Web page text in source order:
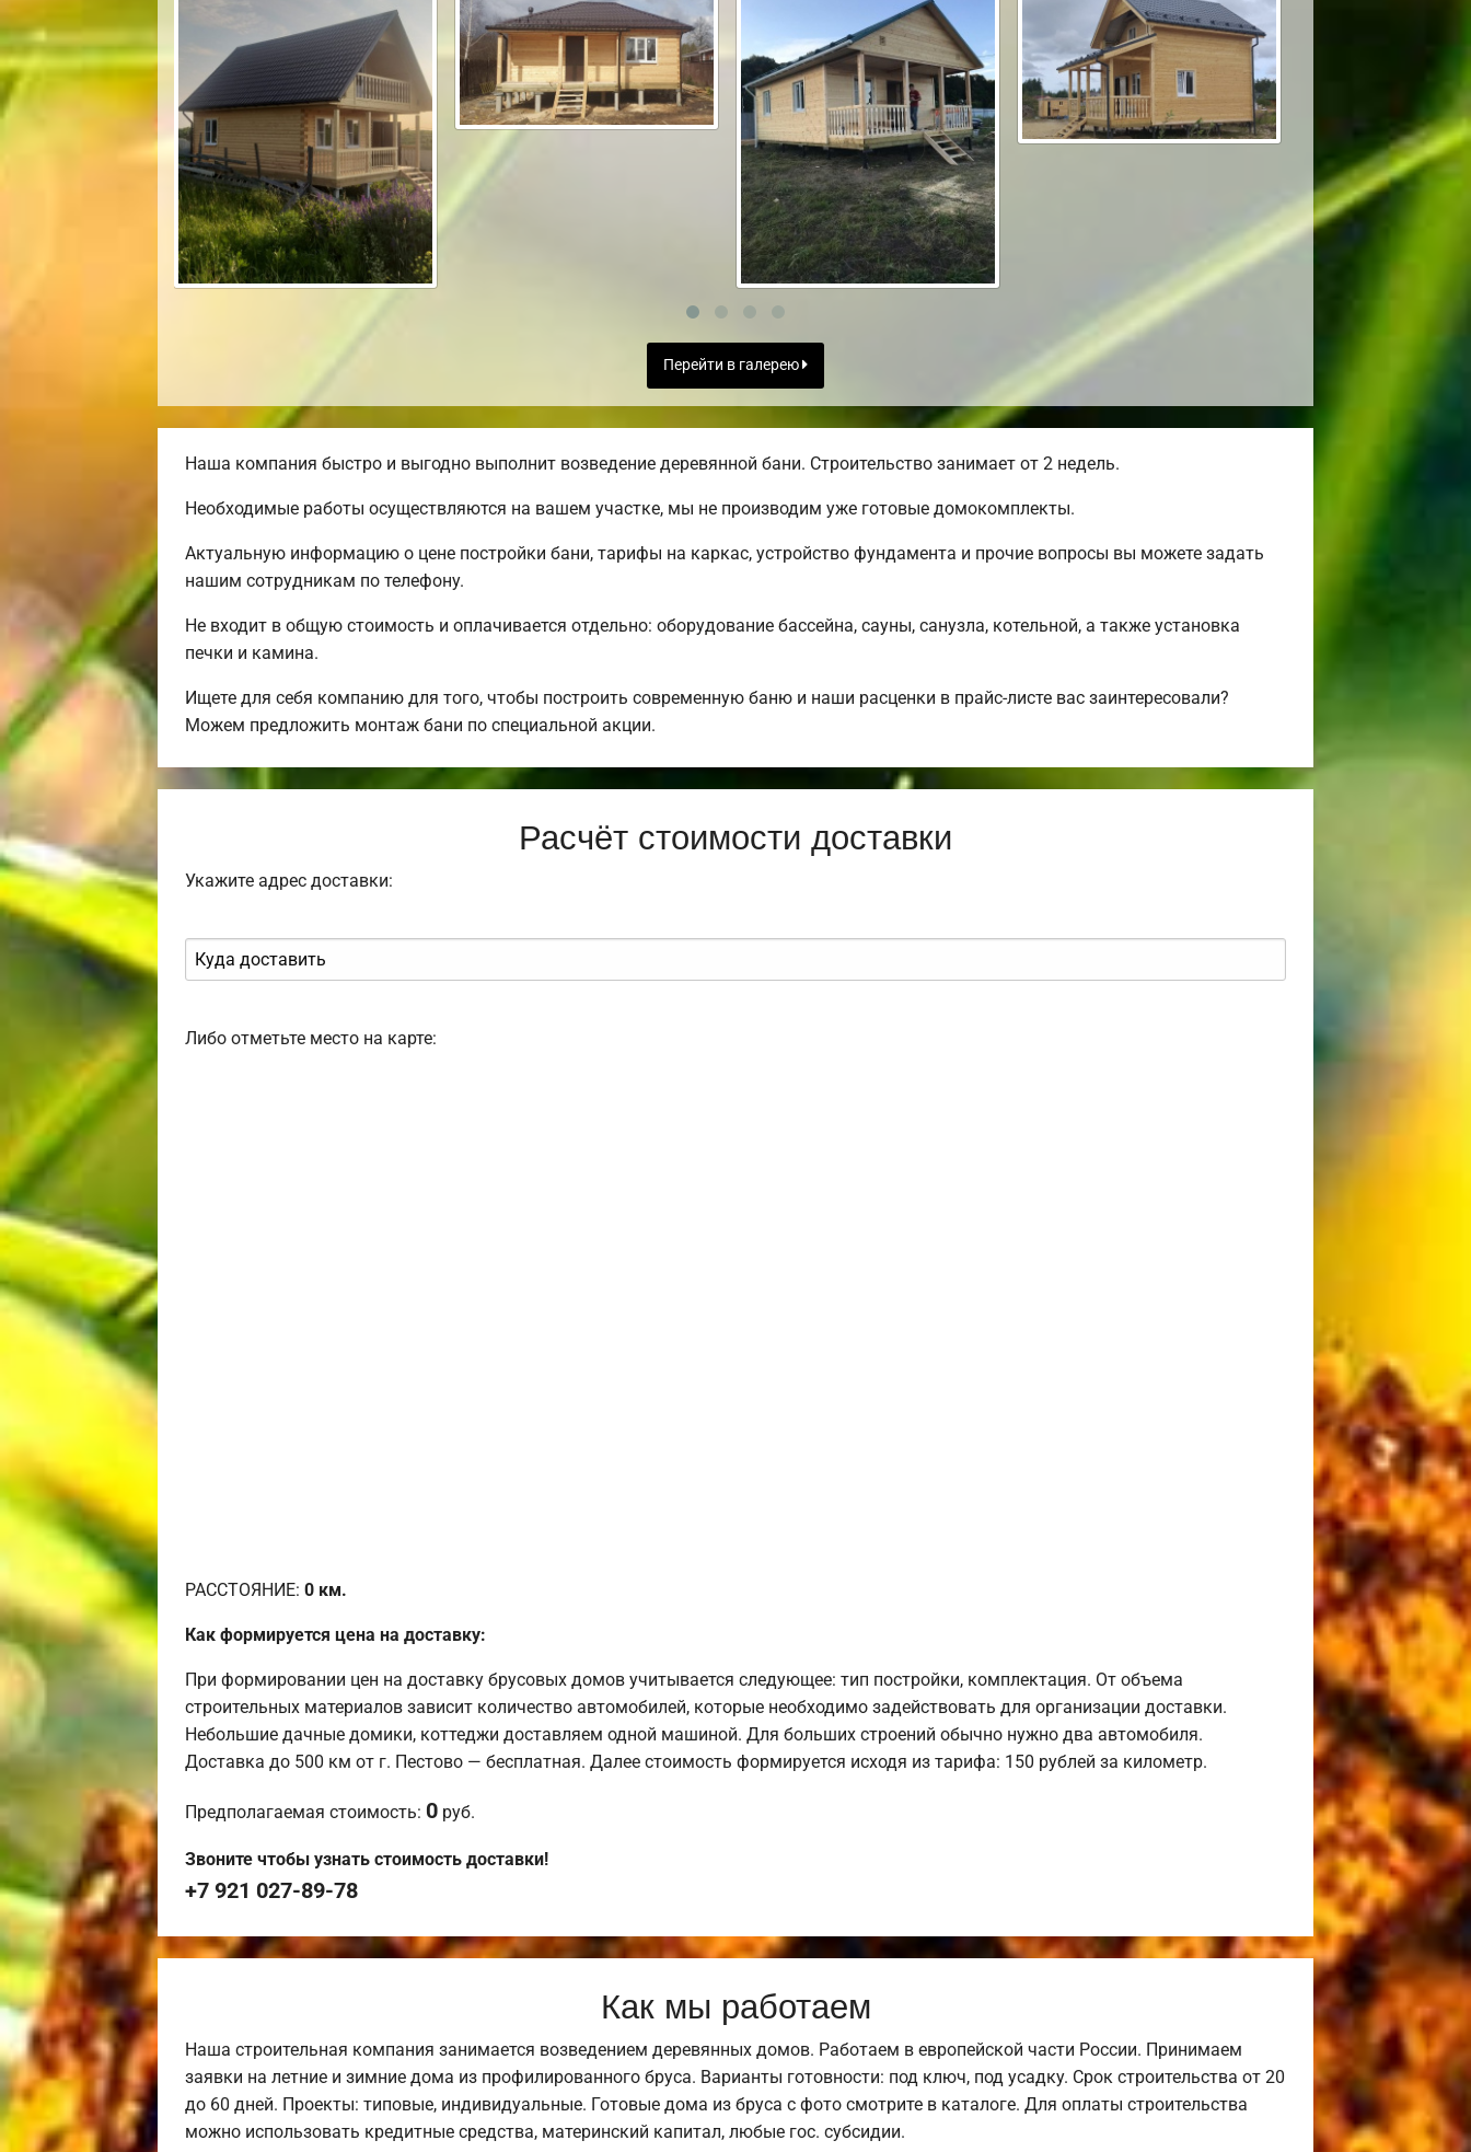
Перейти в галерею
Наша компания быстро и выгодно выполнит возведение деревянной бани. Строительство занимает от 2 недель.
Необходимые работы осуществляются на вашем участке, мы не производим уже готовые домокомплекты.
Актуальную информацию о цене постройки бани, тарифы на каркас, устройство фундамента и прочие вопросы вы можете задать
нашим сотрудникам по телефону.
Не входит в общую стоимость и оплачивается отдельно: оборудование бассейна, сауны, санузла, котельной, а также установка
печки и камина.
Ищете для себя компанию для того, чтобы построить современную баню и наши расценки в прайс-листе вас заинтересовали?
Можем предложить монтаж бани по специальной акции.
Расчёт стоимости доставки
Укажите адрес доставки:
Либо отметьте место на карте:
РАССТОЯНИЕ: 0 км.
Как формируется цена на доставку:
При формировании цен на доставку брусовых домов учитывается следующее: тип постройки, комплектация. От объема
строительных материалов зависит количество автомобилей, которые необходимо задействовать для организации доставки.
Небольшие дачные домики, коттеджи доставляем одной машиной. Для больших строений обычно нужно два автомобиля.
Доставка до 500 км от г. Пестово — бесплатная. Далее стоимость формируется исходя из тарифа: 150 рублей за километр.
Предполагаемая стоимость: 0 руб.
Звоните чтобы узнать стоимость доставки!
+7 921 027-89-78
Как мы работаем
Наша строительная компания занимается возведением деревянных домов. Работаем в европейской части России. Принимаем
заявки на летние и зимние дома из профилированного бруса. Варианты готовности: под ключ, под усадку. Срок строительства от 20
до 60 дней. Проекты: типовые, индивидуальные. Готовые дома из бруса с фото смотрите в каталоге. Для оплаты строительства
можно использовать кредитные средства, материнский капитал, любые гос. субсидии.